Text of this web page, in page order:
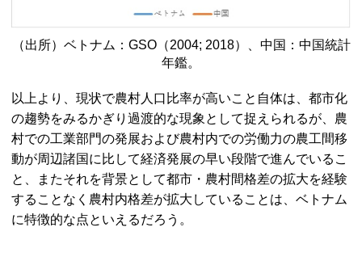
（出所）ベトナム： GSO（2004; 2018）、中国：中国統計
年鑑。
以上より、現状で農村人口比率が高いこと自体は、都市化
の趨勢をみるかぎり過渡的な現象として捉えられるが、農
村での工業部門の発展および農村内での労働力の農工間移
動が周辺諸国に比して経済発展の早い段階で進んでいるこ
と、またそれを背景として都市・農村間格差の拡大を経験
することなく農村内格差が拡大していることは、ベトナム
に特徴的な点といえるだろう。